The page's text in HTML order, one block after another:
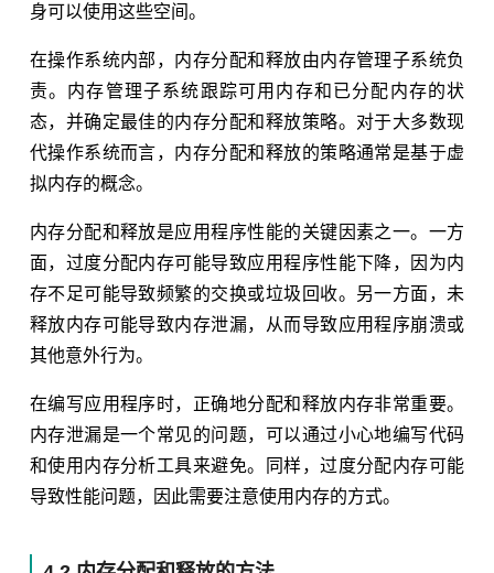
身可以使用这些空间。
在操作系统内部，内存分配和释放由内存管理子系统负
责。内存管理子系统跟踪可用内存和已分配内存的状
态，并确定最佳的内存分配和释放策略。对于大多数现
代操作系统而言，内存分配和释放的策略通常是基于虚
拟内存的概念。
内存分配和释放是应用程序性能的关键因素之一。一方
面，过度分配内存可能导致应用程序性能下降，因为内
存不足可能导致频繁的交换或垃圾回收。另一方面，未
释放内存可能导致内存泄漏，从而导致应用程序崩溃或
其他意外行为。
在编写应用程序时，正确地分配和释放内存非常重要。
内存泄漏是一个常见的问题，可以通过小心地编写代码
和使用内存分析工具来避免。同样，过度分配内存可能
导致性能问题，因此需要注意使用内存的方式。